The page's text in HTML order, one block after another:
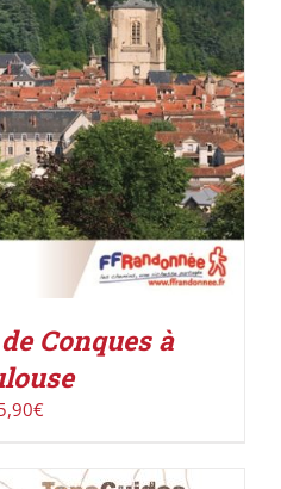
Conques à
€